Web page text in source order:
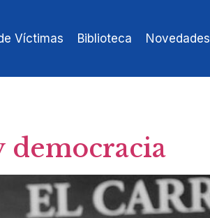
Víctimas Biblioteca Novedades
democracia